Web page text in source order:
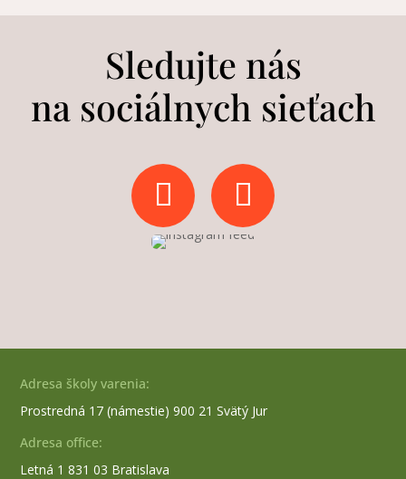
Sledujte nás
na sociálnych sieťach
Adresa školy varenia:
Prostredná 17 (námestie)900 21 Svätý Jur
Adresa office:
Letná 1831 03 Bratislava